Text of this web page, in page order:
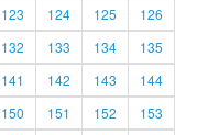
123 124 125
126
132 133 134
135
141 142 143
144
150 151 152
153